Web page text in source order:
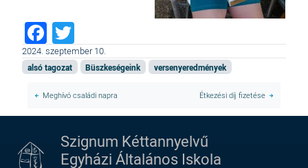
Facebook
2024. szeptember 10.
alsó tagozat Büszkeségeink versenyeredmények
Meghívó családi napra Étkezési díj fizetése
Szignum Kéttannyelvű
Egyházi Általános Iskola